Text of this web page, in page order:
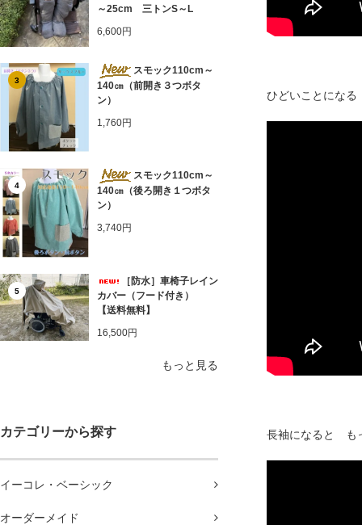
～25cm 三トンS～L
6,600円
3
スモック110cm～
140㎝（前開き３つボタ
ン）
1,760円
4
スモック110cm～
140㎝（後ろ開き１つボタ
ン）
3,740円
5
［防水］車椅子レイン
カバー（フード付き）
【送料無料】
16,500円
もっと見る
カテゴリーから探す
イーコレ・ベーシック
オーダーメイド
ひどいことになる
長袖になると も